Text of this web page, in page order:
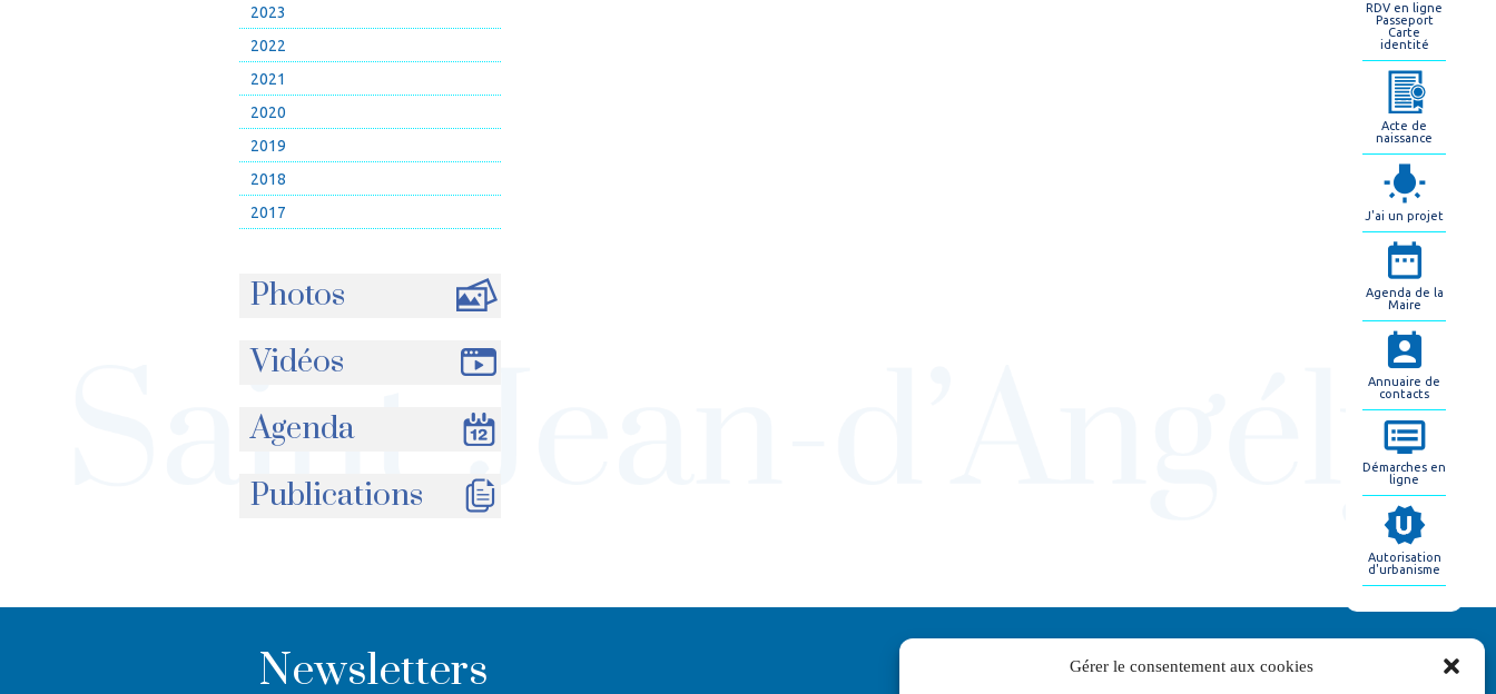
Gérer le consentement aux cookies
2023
2022
2021
2020
2019
2018
2017
Photos
Vidéos
Agenda
Publications
Newsletters
RDV en ligne
Passeport
Carte
identité
Acte de
naissance
J'ai un projet
Agenda de la
Maire
Annuaire de
contacts
Démarches en
ligne
Autorisation
d'urbanisme